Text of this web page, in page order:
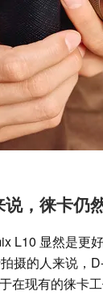
，徕卡仍
L10 显然是更
摄的人来说，
在现有的徕卡工